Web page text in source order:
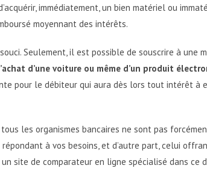
immédiatement, un bien matériel ou
moyennant des intérêts.
Seulement, il est possible de souscrire à une
d’une voiture ou même d’un produit
pour le débiteur qui aura dès lors tout intérêt à
les organismes bancaires ne sont pas
à vos besoins, et d’autre part, celui
site de comparateur en ligne spécialisé dans ce